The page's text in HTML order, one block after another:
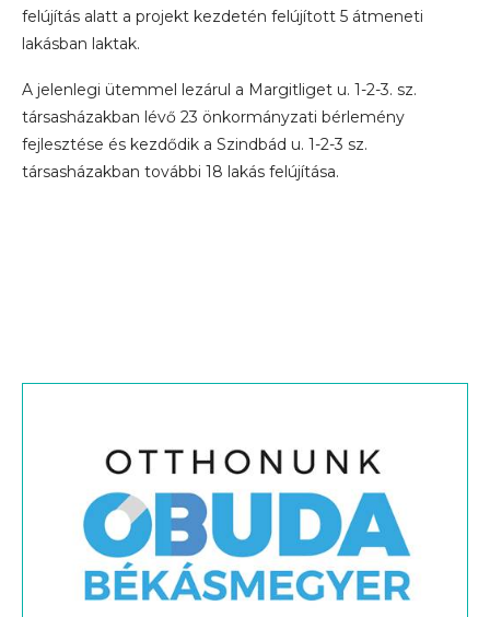
felújítás alatt a projekt kezdetén felújított 5 átmeneti
lakásban laktak.
A jelenlegi ütemmel lezárul a Margitliget u. 1-2-3. sz.
társasházakban lévő 23 önkormányzati bérlemény
fejlesztése és kezdődik a Szindbád u. 1-2-3 sz.
társasházakban további 18 lakás felújítása.